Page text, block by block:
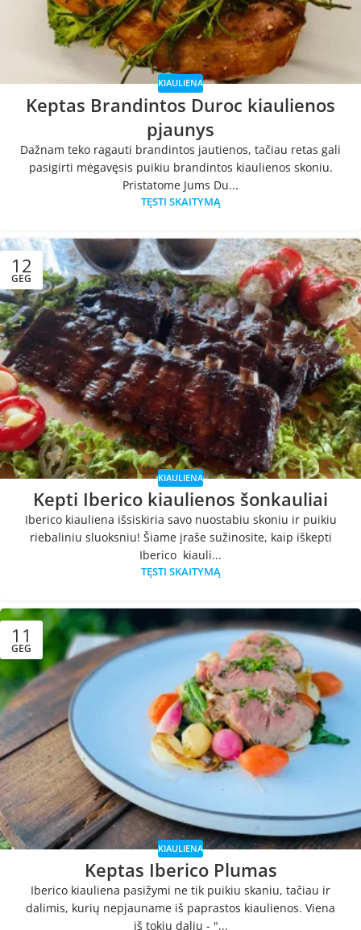
KIAULIENA
Keptas Brandintos Duroc kiaulienos
pjaunys
Dažnam teko ragauti brandintos jautienos, tačiau retas gali
pasigirti mėgavęsis puikiu brandintos kiaulienos skoniu.
Pristatome Jums Du...
TĘSTI SKAITYMĄ
12
GEG
KIAULIENA
Kepti Iberico kiaulienos šonkauliai
Iberico kiauliena išsiskiria savo nuostabiu skoniu ir puikiu
riebaliniu sluoksniu! Šiame įraše sužinosite, kaip iškepti
Iberico kiauli...
TĘSTI SKAITYMĄ
11
GEG
KIAULIENA
Keptas Iberico Plumas
Iberico kiauliena pasižymi ne tik puikiu skaniu, tačiau ir
dalimis, kurių nepjauname iš paprastos kiaulienos. Viena
iš tokių dalių - "...